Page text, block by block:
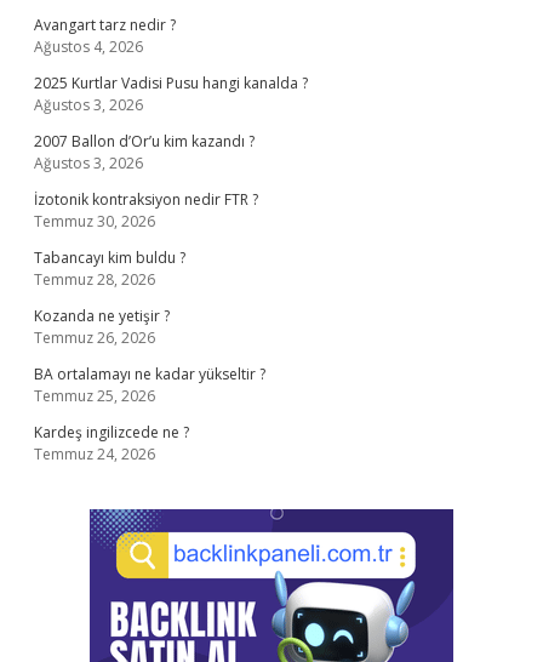
Avangart tarz nedir ?
Ağustos 4, 2026
2025 Kurtlar Vadisi Pusu hangi kanalda ?
Ağustos 3, 2026
2007 Ballon d’Or’u kim kazandı ?
Ağustos 3, 2026
İzotonik kontraksiyon nedir FTR ?
Temmuz 30, 2026
Tabancayı kim buldu ?
Temmuz 28, 2026
Kozanda ne yetişir ?
Temmuz 26, 2026
BA ortalamayı ne kadar yükseltir ?
Temmuz 25, 2026
Kardeş ingilizcede ne ?
Temmuz 24, 2026